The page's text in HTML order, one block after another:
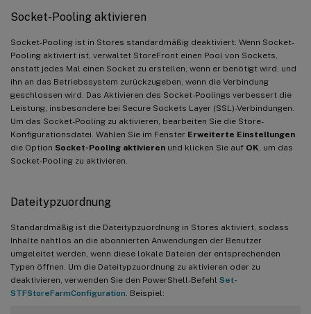
Socket-Pooling aktivieren
Socket-Pooling ist in Stores standardmäßig deaktiviert. Wenn Socket-
Pooling aktiviert ist, verwaltet StoreFront einen Pool von Sockets,
anstatt jedes Mal einen Socket zu erstellen, wenn er benötigt wird, und
ihn an das Betriebssystem zurückzugeben, wenn die Verbindung
geschlossen wird. Das Aktivieren des Socket-Poolings verbessert die
Leistung, insbesondere bei Secure Sockets Layer (SSL)-Verbindungen.
Um das Socket-Pooling zu aktivieren, bearbeiten Sie die Store-
Konfigurationsdatei. Wählen Sie im Fenster Erweiterte Einstellungen
die Option Socket-Pooling aktivieren und klicken Sie auf OK, um das
Socket-Pooling zu aktivieren.
Dateitypzuordnung
Standardmäßig ist die Dateitypzuordnung in Stores aktiviert, sodass
Inhalte nahtlos an die abonnierten Anwendungen der Benutzer
umgeleitet werden, wenn diese lokale Dateien der entsprechenden
Typen öffnen. Um die Dateitypzuordnung zu aktivieren oder zu
deaktivieren, verwenden Sie den PowerShell-Befehl Set-
STFStoreFarmConfiguration. Beispiel: